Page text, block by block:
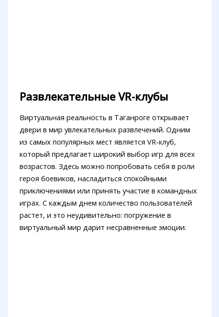
Развлекательные VR-клубы
Виртуальная реальность в Таганроге открывает
двери в мир увлекательных развлечений. Одним
из самых популярных мест является VR-клуб,
который предлагает широкий выбор игр для всех
возрастов. Здесь можно попробовать себя в роли
героя боевиков, насладиться спокойными
приключениями или принять участие в командных
играх. С каждым днем количество пользователей
растет, и это неудивительно: погружение в
виртуальный мир дарит несравненные эмоции.